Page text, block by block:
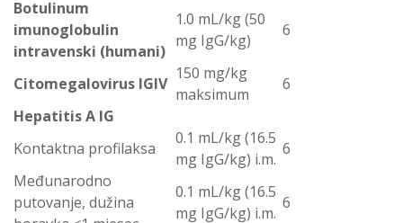
Botulinum
imunoglobulin
intravenski (humani)
1.0 mL/kg (50
mg IgG/kg)
6
Citomegalovirus IGIV
150 mg/kg
maksimum
6
Hepatitis A IG
Kontaktna profilaksa
0.1 mL/kg (16.5
mg IgG/kg) i.m.
6
Međunarodno
putovanje, dužina
0.1 mL/kg (16.5
mg IgG/kg) i.m.
6